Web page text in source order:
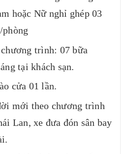
hoặc Nữ nghỉ ghép 03
trình: 07 bữa
tại khách sạn.
cửa 01 lần.
mới theo chương trình
Lan, xe đưa đón sân bay